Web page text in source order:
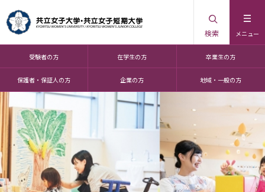
メニュー
検索
受験者の方 在学生の方 卒業生の方
保護者・保証人の方 企業の方 地域・一般の方